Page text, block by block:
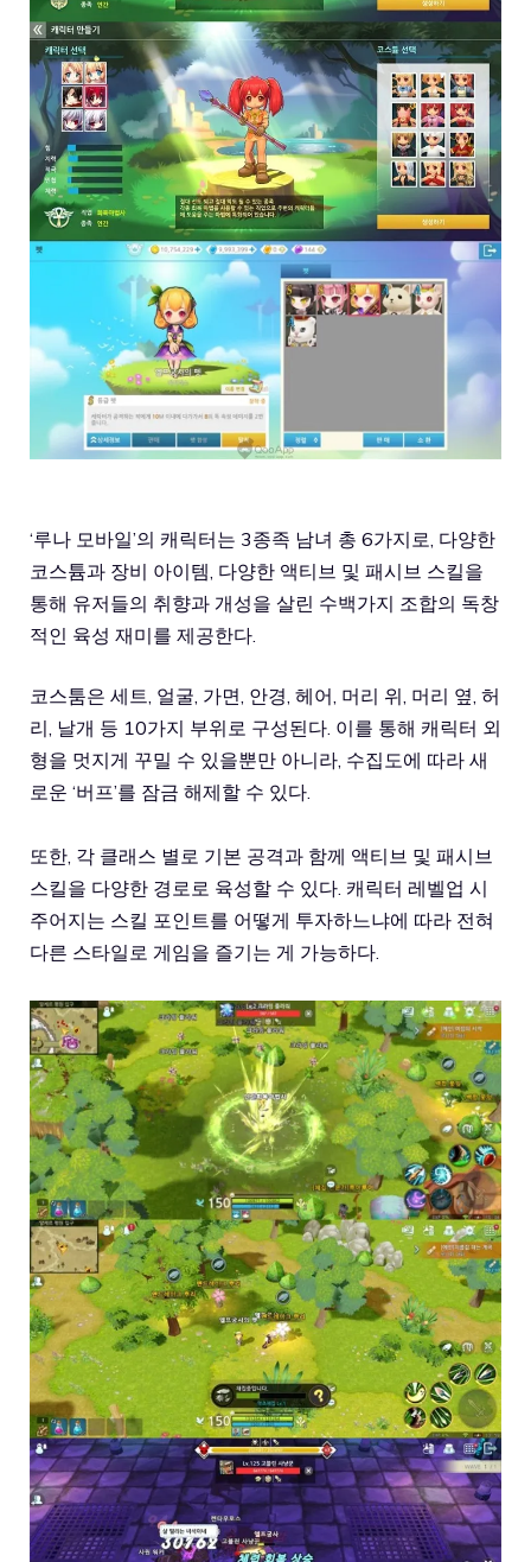
‘루나 모바일’의 캐릭터는 3종족 남녀 총 6가지로, 다양한
코스튬과 장비 아이템, 다양한 액티브 및 패시브 스킬을
통해 유저들의 취향과 개성을 살린 수백가지 조합의 독창
적인 육성 재미를 제공한다.
코스툼은 세트, 얼굴, 가면, 안경, 헤어, 머리 위, 머리 옆, 허
리, 날개 등 10가지 부위로 구성된다. 이를 통해 캐릭터 외
형을 멋지게 꾸밀 수 있을뿐만 아니라, 수집도에 따라 새
로운 ‘버프’를 잠금 해제할 수 있다.
또한, 각 클래스 별로 기본 공격과 함께 액티브 및 패시브
스킬을 다양한 경로로 육성할 수 있다. 캐릭터 레벨업 시
주어지는 스킬 포인트를 어떻게 투자하느냐에 따라 전혀
다른 스타일로 게임을 즐기는 게 가능하다.